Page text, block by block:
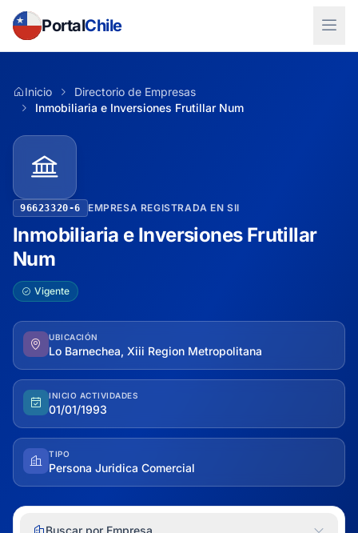
PortalChile
Inicio
Directorio de Empresas
Inmobiliaria e Inversiones Frutillar Num
96623320-6 EMPRESA REGISTRADA EN SII
Inmobiliaria e Inversiones Frutillar
Num
Vigente
UBICACIÓN
Lo Barnechea, Xiii Region Metropolitana
INICIO ACTIVIDADES
01/01/1993
TIPO
Persona Juridica Comercial
Buscar por Empresa